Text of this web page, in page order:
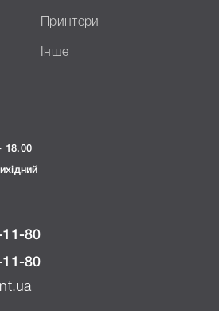
Принтери
Інше
18.00
11-80
11-80